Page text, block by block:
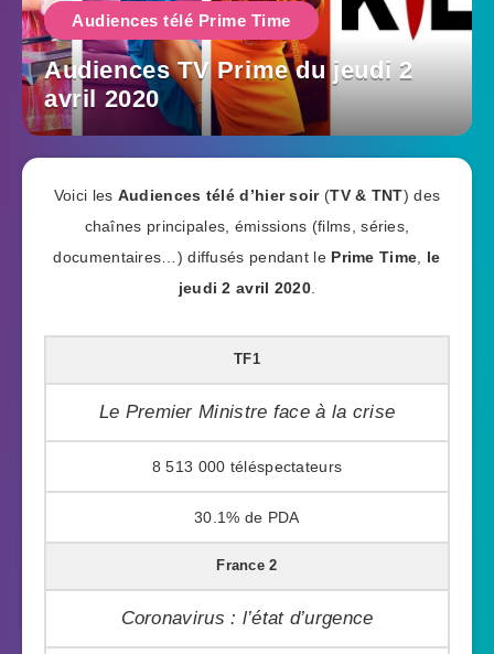
Audiences télé Prime Time
Audiences TV Prime du jeudi 2
avril 2020
Voici les Audiences télé d’hier soir(TV & TNT) des
chaînes principales, émissions (films, séries,
documentaires…) diffusés pendant le Prime Time
le
jeudi 2 avril 2020
TF1
Le Premier Ministre face à la crise
8 513 000
30.1%
France 2
Coronavirus : l’état d’urgence